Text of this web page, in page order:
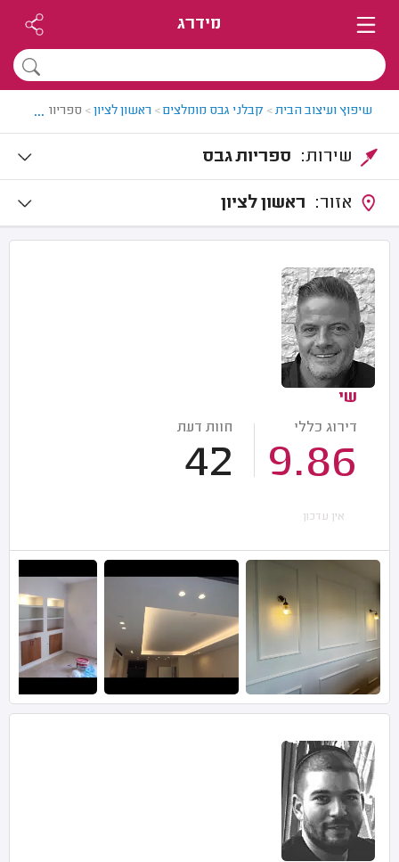
מידרג
שיפוץ ועיצוב הבית> קבלני גבס מומלצים> ראשון לציון> ספריות גבס
...
ספריות גבס
ראשון לציון
שי
דירוג כללי
9.86
חוות דעת
42
אין עדכון